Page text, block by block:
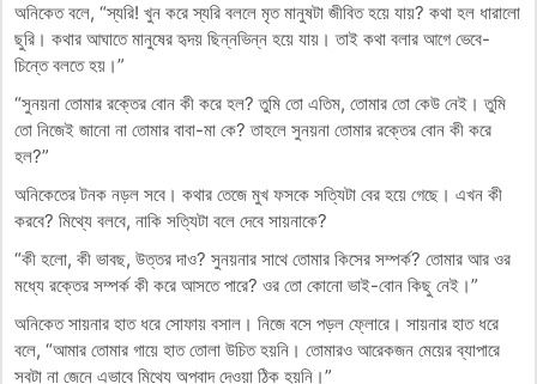
অনিকেত বলে, “স্যরি! খুন করে স্যরি বললে মৃত মানুষটা জীবিত হয়ে যায়? কথা হল ধারালো
ছুরি। কথার আঘাতে মানুষের হৃদয় ছিন্নভিন্ন হয়ে যায়। তাই কথা বলার আগে ভেবে-
চিন্তে বলতে হয়।”
“সুনয়না তোমার রক্তের বোন কী করে হল? তুমি তো এতিম, তোমার তো কেউ নেই। তুমি
তো নিজেই জানো না তোমার বাবা-মা কে? তাহলে সুনয়না তোমার রক্তের বোন কী করে
হল?”
অনিকেতের টনক নড়ল সবে। কথার তেজে মুখ ফসকে সত্যিটা বের হয়ে গেছে। এখন কী
করবে? মিথ্যে বলবে, নাকি সত্যিটা বলে দেবে সায়নাকে?
“কী হলো, কী ভাবছ, উত্তর দাও? সুনয়নার সাথে তোমার কিসের সম্পর্ক? তোমার আর ওর
মধ্যে রক্তের সম্পর্ক কী করে আসতে পারে? ওর তো কোনো ভাই-বোন কিছু নেই।”
অনিকেত সায়নার হাত ধরে সোফায় বসাল। নিজে বসে পড়ল ফ্লোরে। সায়নার হাত ধরে
বলে, “আমার তোমার গায়ে হাত তোলা উচিত হয়নি। তোমারও আরেকজন মেয়ের ব্যাপারে
সবটা না জেনে এভাবে মিথ্যে অপবাদ দেওয়া ঠিক হয়নি।”